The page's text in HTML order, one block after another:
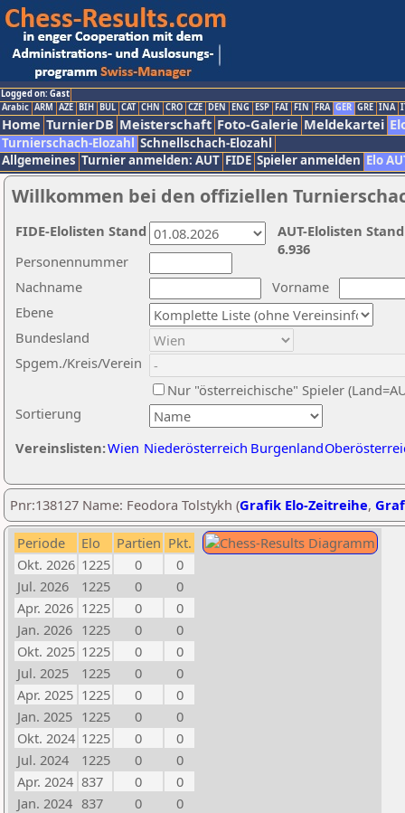
Logged on: Gast
Arabic ARM AZE BIH BUL CAT CHN CRO CZE DEN ENG ESP FAI FIN FRA GER GRE INA
Home TurnierDB Meisterschaft Foto-Galerie Meldekartei
Turnierschach-Elozahl Schnellschach-Elozahl
Allgemeines Turnier anmelden: AUT FIDE Spieler anmelden Elo
Willkommen bei den offiziellen
Nachname
Vorname
Ebene
Sortierung
Personennummer
Bundesland
Spgem./Kreis/Verein
Nur "österreichische" Spieler
Vereinslisten:Wien Niederösterreich Burgenland
AUT-Elolisten
6.936
FIDE-Elolisten Stand
Pnr:138127 Name: Feodora Tolstykh (Grafik Elo-Zeitreihe,
Periode Elo Partien Pkt.
Okt. 2026 1225 0
0
Jul. 2026
1225 0
0
Apr. 2026 1225 0
0
Jan. 2026 1225 0
0
Okt. 2025 1225 0
0
Jul. 2025
1225 0
0
Apr. 2025 1225 0
0
Jan. 2025 1225 0
0
Okt. 2024 1225 0
0
Jul. 2024
1225 0
0
Apr. 2024 837 0
0
Jan. 2024 837 0
0